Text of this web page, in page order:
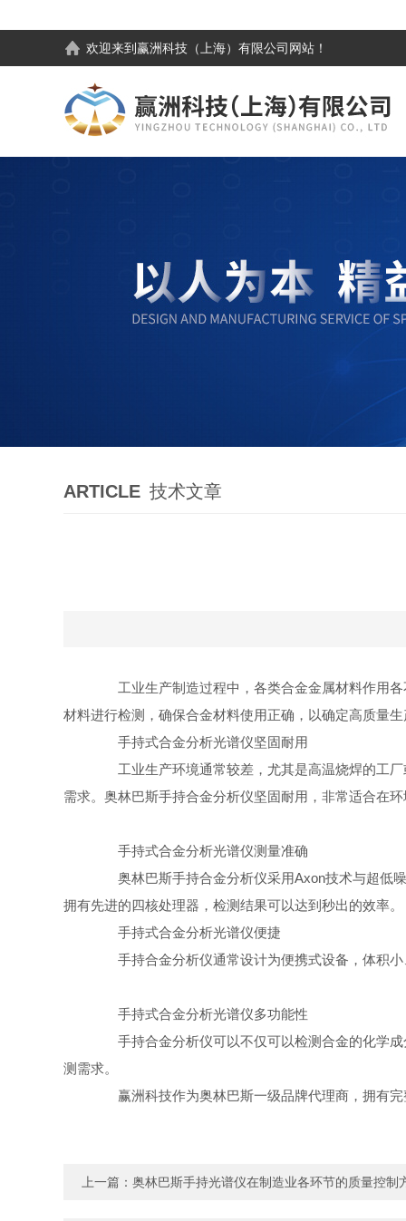
欢迎来到 赢洲科技（上海）有限公司 网站！
ARTICLE 技术文章
工业生产制造过程中，各类合金金属材料作用各
材料进行检测，确保合金材料使用正确，以确定高质量
手持式合金分析光谱仪坚固耐用
工业生产环境通常较差，尤其是高温烧焊的工厂
需求。奥林巴斯手持合金分析仪坚固耐用，非常适合在
手持式合金分析光谱仪测量准确
奥林巴斯手持合金分析仪采用Axon技术与超低噪
拥有先进的四核处理器，检测结果可以达到秒出的效率。
手持式合金分析光谱仪便捷
手持合金分析仪通常设计为便携式设备，体积小
手持式合金分析光谱仪多功能性
手持合金分析仪可以不仅可以检测合金的化学成
测需求。
赢洲科技作为奥林巴斯一级品牌代理商，拥有完
上一篇： 奥林巴斯手持光谱仪在制造业各环节的质量控制